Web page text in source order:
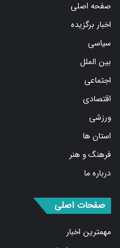
اخبار برگزیده
سیاسی
بین الملل
اجتماعی
اقتصادی
ورزشی
استان ها
فرهنگ و هنر
درباره ما
مهمترین اخبار
پربیننده‌ترین اخبار